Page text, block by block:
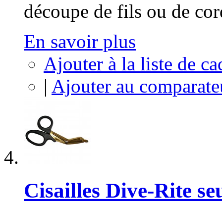
découpe de fils ou de
En savoir plus
Ajouter à la liste de
| Ajouter au
Cisailles Dive-Rite